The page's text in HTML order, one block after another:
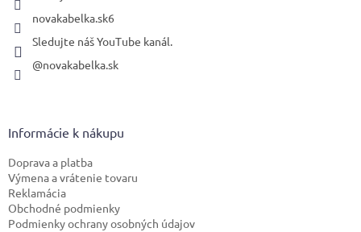
novakabelka.sk6
Sledujte náš YouTube kanál.
@novakabelka.sk
Informácie k nákupu
Doprava a platba
Výmena a vrátenie tovaru
Reklamácia
Obchodné podmienky
Podmienky ochrany osobných údajov